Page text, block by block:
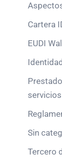
Cartera
EUDI
Sin
Tercero